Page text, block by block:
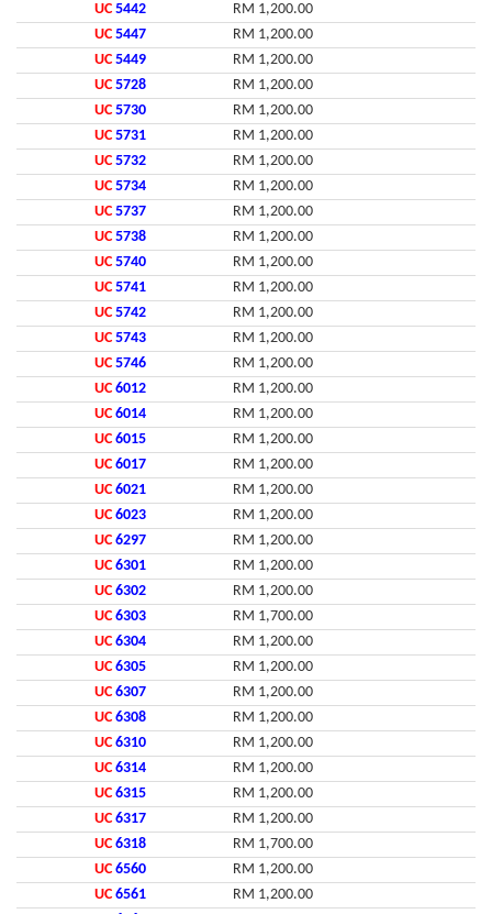
UC 5442
RM 1,200.00
UC 5447
RM 1,200.00
UC 5449
RM 1,200.00
UC 5728
RM 1,200.00
UC 5730
RM 1,200.00
UC 5731
RM 1,200.00
UC 5732
RM 1,200.00
UC 5734
RM 1,200.00
UC 5737
RM 1,200.00
UC 5738
RM 1,200.00
UC 5740
RM 1,200.00
UC 5741
RM 1,200.00
UC 5742
RM 1,200.00
UC 5743
RM 1,200.00
UC 5746
RM 1,200.00
UC 6012
RM 1,200.00
UC 6014
RM 1,200.00
UC 6015
RM 1,200.00
UC 6017
RM 1,200.00
UC 6021
RM 1,200.00
UC 6023
RM 1,200.00
UC 6297
RM 1,200.00
UC 6301
RM 1,200.00
UC 6302
RM 1,200.00
UC 6303
RM 1,700.00
UC 6304
RM 1,200.00
UC 6305
RM 1,200.00
UC 6307
RM 1,200.00
UC 6308
RM 1,200.00
UC 6310
RM 1,200.00
UC 6314
RM 1,200.00
UC 6315
RM 1,200.00
UC 6317
RM 1,200.00
UC 6318
RM 1,700.00
UC 6560
RM 1,200.00
UC 6561
RM 1,200.00